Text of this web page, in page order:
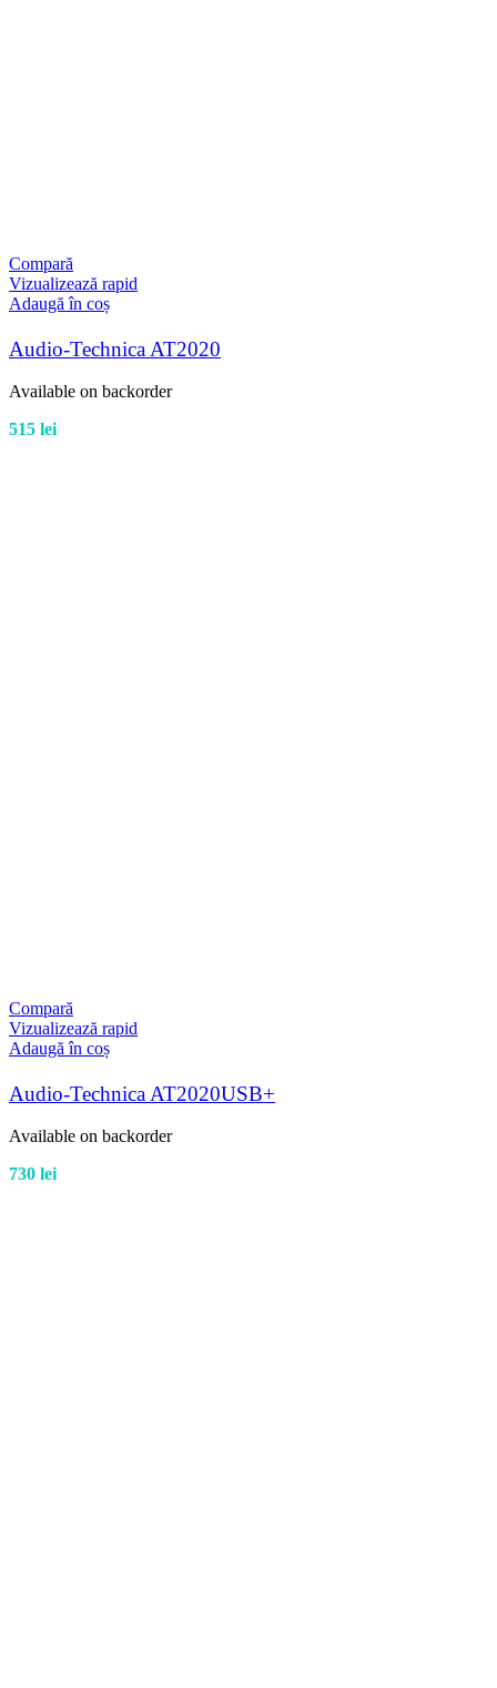
Compară
Vizualizează rapid
Adaugă în coș
Audio-Technica AT2020
Available on backorder
515 lei
Compară
Vizualizează rapid
Adaugă în coș
Audio-Technica AT2020USB+
Available on backorder
730 lei